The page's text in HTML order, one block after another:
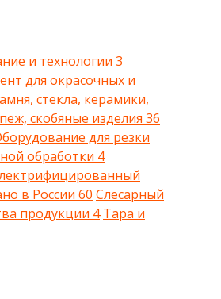
и технологии 3
для окрасочных и
стекла, керамики,
скобяные изделия 36
для резки
обработки 4
в России 60 Слесарный
продукции 4 Тара и